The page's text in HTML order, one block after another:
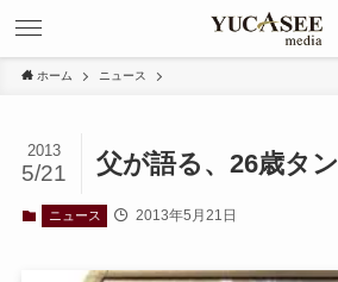
ホーム ニュース
父が語る、26歳タ
2013
5/21
ニュース 2013年5月21日